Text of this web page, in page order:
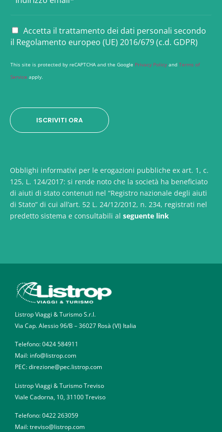
m
i
l
*
P
r
a
c
Accetta il trattamento dei dati personali secondo
il Regolamento europeo (UE) 2016/679 (c.d. GDPR)
This site is protected by reCAPTCHA and the Google Privacy Policy and Terms of
Service apply.
ISCRIVITI ORA
Obblighi informativi per le erogazioni pubbliche ex art. 1, c.
125, L. 124/2017: si rende noto che la società ha beneficiato
di aiuti di stato contenuti nel “Registro nazionale degli aiuti
di Stato” di cui all’art. 52 L. 24/12/2012, n. 234, registrati nel
predetto sistema e consultabili al seguente link
Listrop Viaggi & Turismo S.r.l.
Via Cap. Alessio 96/B – 36027 Rosà (VI) Italia
Telefono:0424 584911
Mail: info@listrop.com
PEC: direzione@pec.listrop.com
Listrop Viaggi & Turismo Treviso
Viale Cadorna, 10, 31100 Treviso
Telefono:0422 263059
Mail: treviso@listrop.com